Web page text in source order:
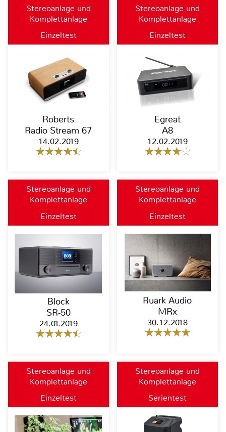
Stereoanlage und
Komplettanlage
Einzeltest
Roberts
Radio Stream 67
14.02.2019
Stereoanlage und
Komplettanlage
Einzeltest
Egreat
A8
12.02.2019
Stereoanlage und
Komplettanlage
Einzeltest
Block
SR-50
24.01.2019
Stereoanlage und
Komplettanlage
Einzeltest
Ruark Audio
MRx
30.12.2018
Stereoanlage und
Komplettanlage
Einzeltest
Stereoanlage und
Komplettanlage
Serientest